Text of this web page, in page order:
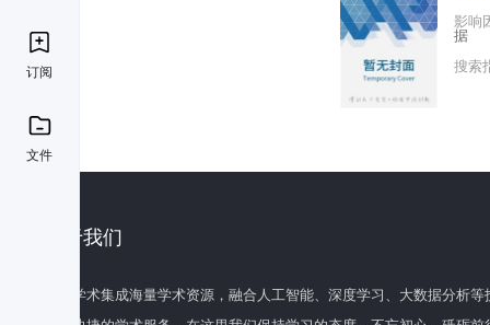
订阅
文件
影响
据
搜索
关于我们
百度学术集成海量学术资源，融合人工智能、深度学习、大数据分析